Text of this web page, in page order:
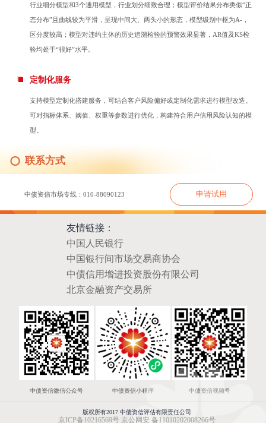
行业细分模型和3个通用模型，行业划分细致合理；模型评价结果分布类似“正
态分布”且曲线较为平滑，呈现中间大、两头小的形态，模型级别中枢为A-，
区分度较高；模型对违约主体的历史追溯检验的预警效果显著，AR值及KS检
验均处于“很好”水平。
定制化服务
支持模型定制化搭建服务，可结合客户风险偏好或定制化需求进行模型改造。
可对指标体系、阈值、权重等参数进行优化，构建符合用户信用风险认知的模
型。
联系方式
中债资信市场专线：010-88090123 申请试用
友情链接：
中国人民银行
中国银行间市场交易商协会
中债信用增进投资股份有限公司
北京金融资产交易所
中债资信微信公众号 中债资信小程序 中债资信视频号
版权所有2017 中债资信评估有限责任公司
京ICP备10216569号 京公网安 备11010202008266号